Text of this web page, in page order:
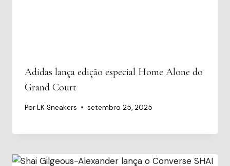
Adidas lança edição especial Home Alone do
Grand Court
PorLK Sneakers setembro 25, 2025